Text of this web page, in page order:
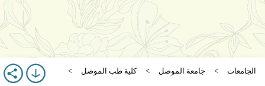
الجامعات جامعة الموصل كلية طب الموصل